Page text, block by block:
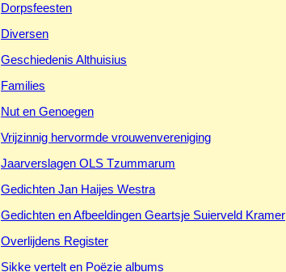
Dorpsfeesten
Diversen
Geschiedenis Althuisius
Families
Nut en Genoegen
Vrijzinnig hervormde vrouwenvereniging
Jaarverslagen OLS Tzummarum
Gedichten Jan Haijes Westra
Gedichten en Afbeeldingen Geartsje Suierveld Kramer
Overlijdens Register
Sikke vertelt en Poëzie albums